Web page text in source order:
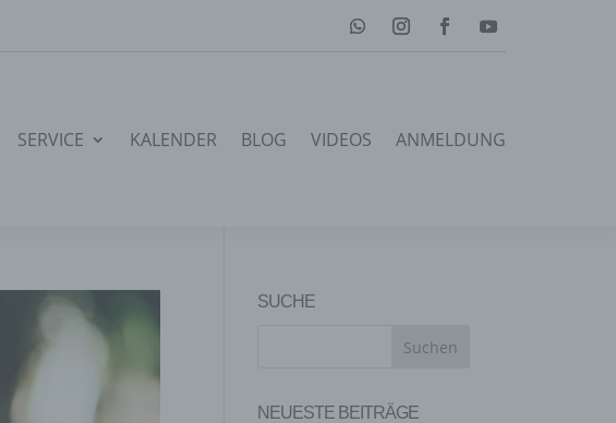
SERVICE KALENDER BLOG VIDEOS ANMELDUNG
SUCHE
NEUESTE BEITRÄGE